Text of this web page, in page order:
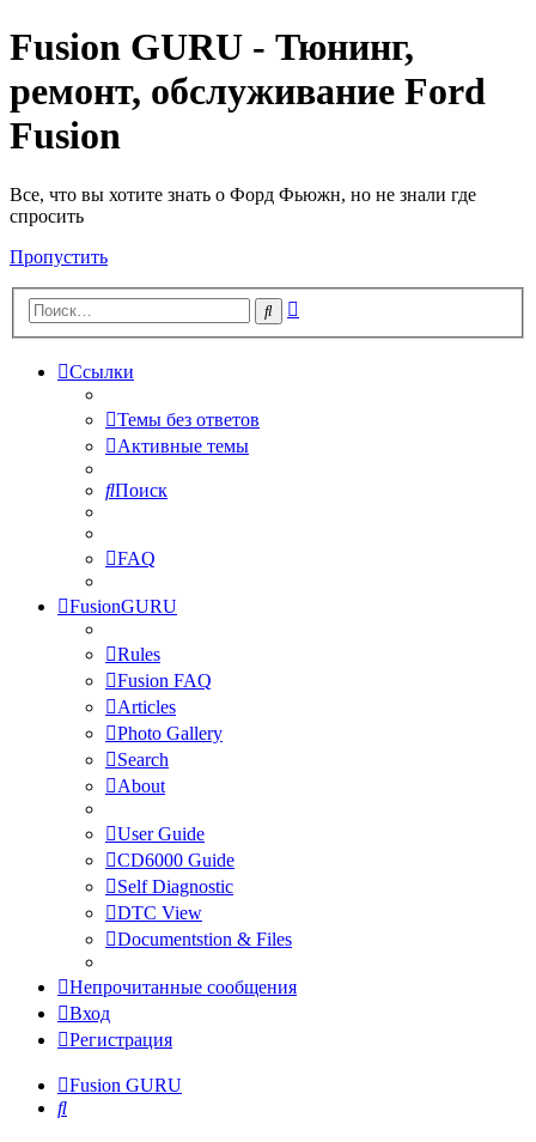
Fusion GURU - Тюнинг,
ремонт, обслуживание Ford
Fusion
Все, что вы хотите знать о Форд Фьюжн, но не знали где
спросить
Пропустить
Поиск
Ссылки
Темы без ответов
Активные темы
Поиск
FAQ
FusionGURU
Rules
Fusion FAQ
Articles
Photo Gallery
Search
About
User Guide
CD6000 Guide
Self Diagnostic
DTC View
Documentstion & Files
Непрочитанные сообщения
Вход
Регистрация
Fusion GURU
Поиск